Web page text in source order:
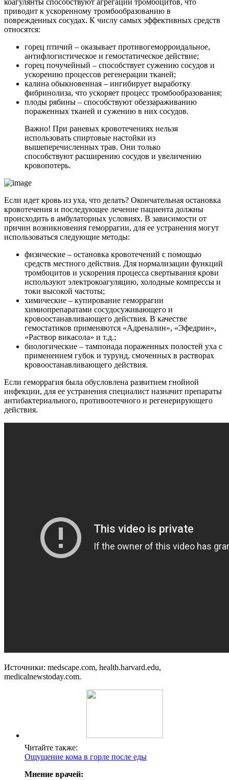
приводит к ускоренному тромбообразованию в
поврежденных сосудах. К числу самых эффективных средств
относятся:
горец птичий – оказывает противогеморроидальное,
антифлогистическое и гемостатическое действие;
горец почучейный – способствует сужению сосудов и
ускорению процессов регенерации тканей;
калина обыкновенная – ингибирует выработку
фибринолиза, что ускоряет процесс тромбообразования;
плоды рябины – способствуют обеззараживанию
пораженных тканей и сужению в них сосудов.
Важно! При раневых кровотечениях нельзя
использовать спиртовые настойки из
вышеперечисленных трав. Они только
способствуют расширению сосудов и увеличению
кровопотерь.
Если идет кровь из уха, что делать? Окончательная остановка
кровотечения и последующее лечение пациента должны
происходить в амбулаторных условиях. В зависимости от
причин возникновения геморрагии, для ее устранения могут
использоваться следующие методы:
физические – остановка кровотечений с помощью
средств местного действия. Для нормализации функций
тромбоцитов и ускорения процесса свертывания крови
используют электрокоагуляцию, холодные компрессы и
токи высокой частоты;
химические – купирование геморрагии
химиопрепаратами сосудосуживающего и
кровоостанавливающего действия. В качестве
гемостатиков применяются «Адреналин», «Эфедрин»,
«Раствор викасола» и т.д.;
биологические – тампонада пораженных полостей уха с
применением губок и турунд, смоченных в растворах
кровоостанавливающего действия.
Если геморрагия была обусловлена развитием гнойной
инфекции, для ее устранения специалист назначит препараты
антибактериального, противоотечного и регенерирующего
действия.
Источники: medscape.com, health.harvard.edu,
medicalnewstoday.com.
Читайте также:
Ощущение кома в горле после еды
Мнение врачей: